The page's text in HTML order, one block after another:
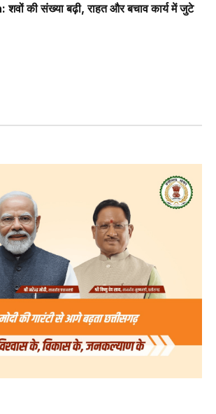
की संख्या बढ़ी, राहत और बचाव कार्य में जुटे